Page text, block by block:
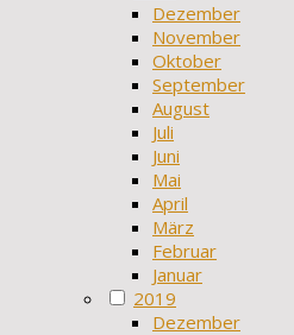
Dezember
November
Oktober
September
August
Juli
Juni
Mai
April
März
Februar
Januar
2019
Dezember